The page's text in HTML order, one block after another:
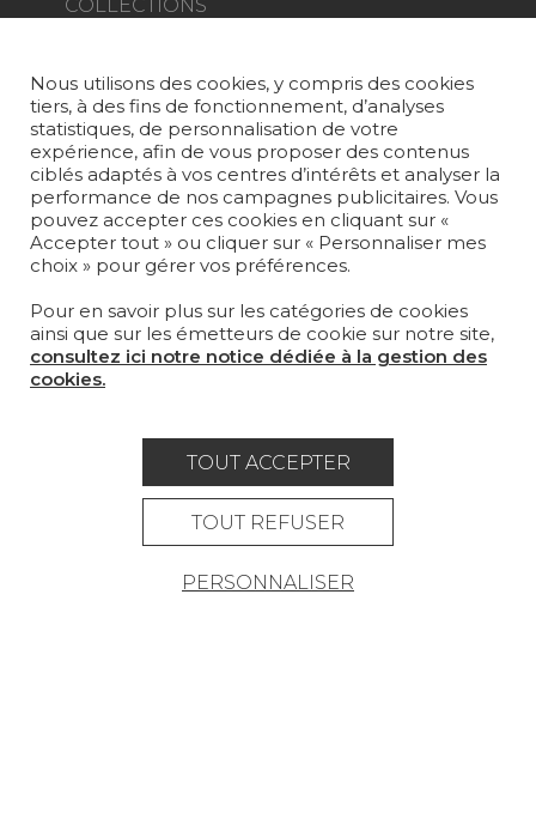
COLLECTIONS
PAPIERS PEINTS
TAPIS ET MOQUETTES
MOBILIER
PROJETS
SUR-MESURE
MAGAZINE
LA MAISON
Nous utilisons des cookies, y compris des cookies
tiers, à des fins de fonctionnement, d’analyses
statistiques, de personnalisation de votre
expérience, afin de vous proposer des contenus
ciblés adaptés à vos centres d’intérêts et analyser la
performance de nos campagnes publicitaires. Vous
pouvez accepter ces cookies en cliquant sur «
Accepter tout » ou cliquer sur « Personnaliser mes
choix » pour gérer vos préférences.
Pour en savoir plus sur les catégories de cookies
ainsi que sur les émetteurs de cookie sur notre site,
consultez ici notre notice dédiée à la gestion des
cookies.
TOUT ACCEPTER
TOUT REFUSER
PERSONNALISER